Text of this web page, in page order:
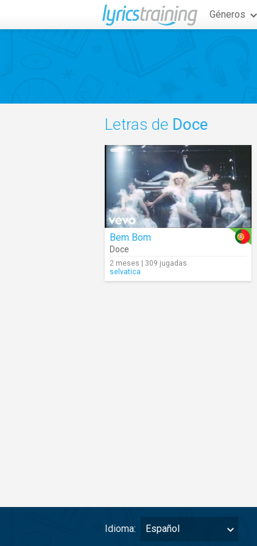
Géneros
Letras de Doce
Bem Bom
Doce
2 meses | 309 jugadas
selvatica
Idioma: Español